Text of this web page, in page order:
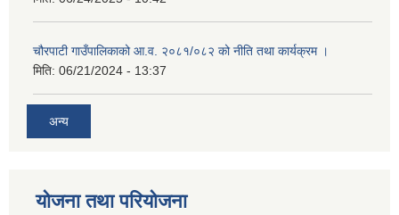
चौरपाटी गाउँपालिकाको आ.व. २०८१/०८२ को नीति तथा कार्यक्रम ।
मिति: 06/21/2024 - 13:37
अन्य
योजना तथा परियोजना